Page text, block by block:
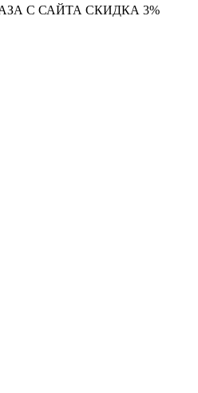
С САЙТА СКИДКА 3%